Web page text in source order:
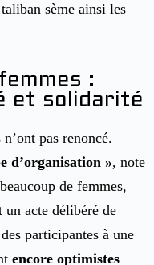
sème ainsi les
:
et solidarité
pas renoncé.
d’organisation », note
de femmes,
un acte délibéré de
participantes à une
encore optimistes